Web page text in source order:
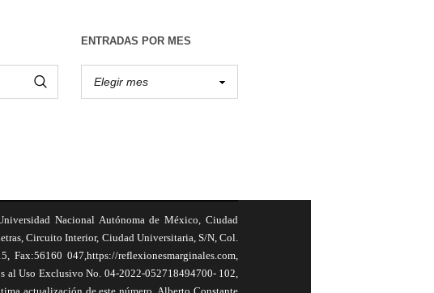
ENTRADAS POR MES
Nacional Autónoma de México, Ciudad
Circuito Interior, Ciudad Universitaria, S/N, Col.
047,https://reflexionesmarginales.com,
al Uso Exclusivo No. 04-2022-052718494700- 102,